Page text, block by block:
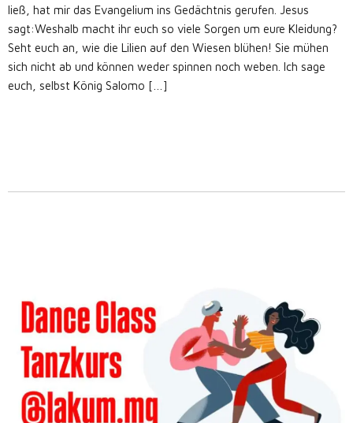
ließ, hat mir das Evangelium ins Gedächtnis gerufen. Jesus
sagt:Weshalb macht ihr euch so viele Sorgen um eure Kleidung?
Seht euch an, wie die Lilien auf den Wiesen blühen! Sie mühen
sich nicht ab und können weder spinnen noch weben. Ich sage
euch, selbst König Salomo […]